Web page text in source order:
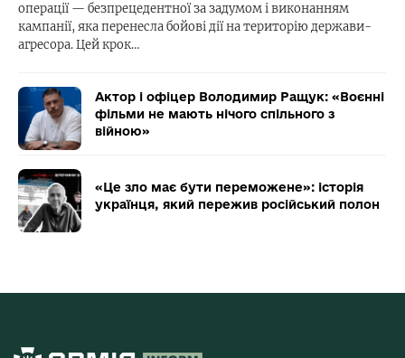
операції — безпрецедентної за задумом і виконанням
кампанії, яка перенесла бойові дії на територію держави-
агресора. Цей крок…
Актор і офіцер Володимир Ращук: «Воєнні
фільми не мають нічого спільного з
війною»
«Це зло має бути переможене»: історія
українця, який пережив російський полон